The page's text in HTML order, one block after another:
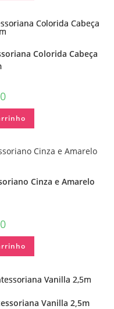
Colorida Cabeça
Cinza e Amarelo
Vanilla 2,5m